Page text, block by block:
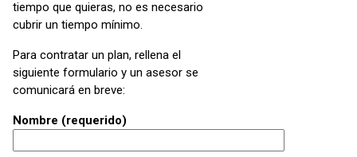
tiempo que quieras, no es necesario
cubrir un tiempo mínimo.
Para contratar un plan, rellena el
siguiente formulario y un asesor se
comunicará en breve:
Nombre (requerido)